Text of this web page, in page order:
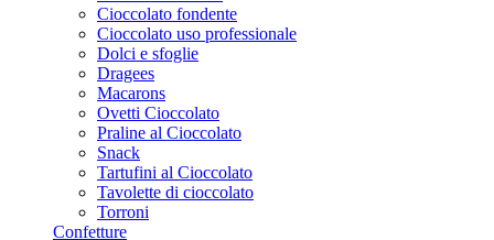
Cioccolato fondente
Cioccolato uso professionale
Dolci e sfoglie
Dragees
Macarons
Ovetti Cioccolato
Praline al Cioccolato
Snack
Tartufini al Cioccolato
Tavolette di cioccolato
Torroni
Confetture